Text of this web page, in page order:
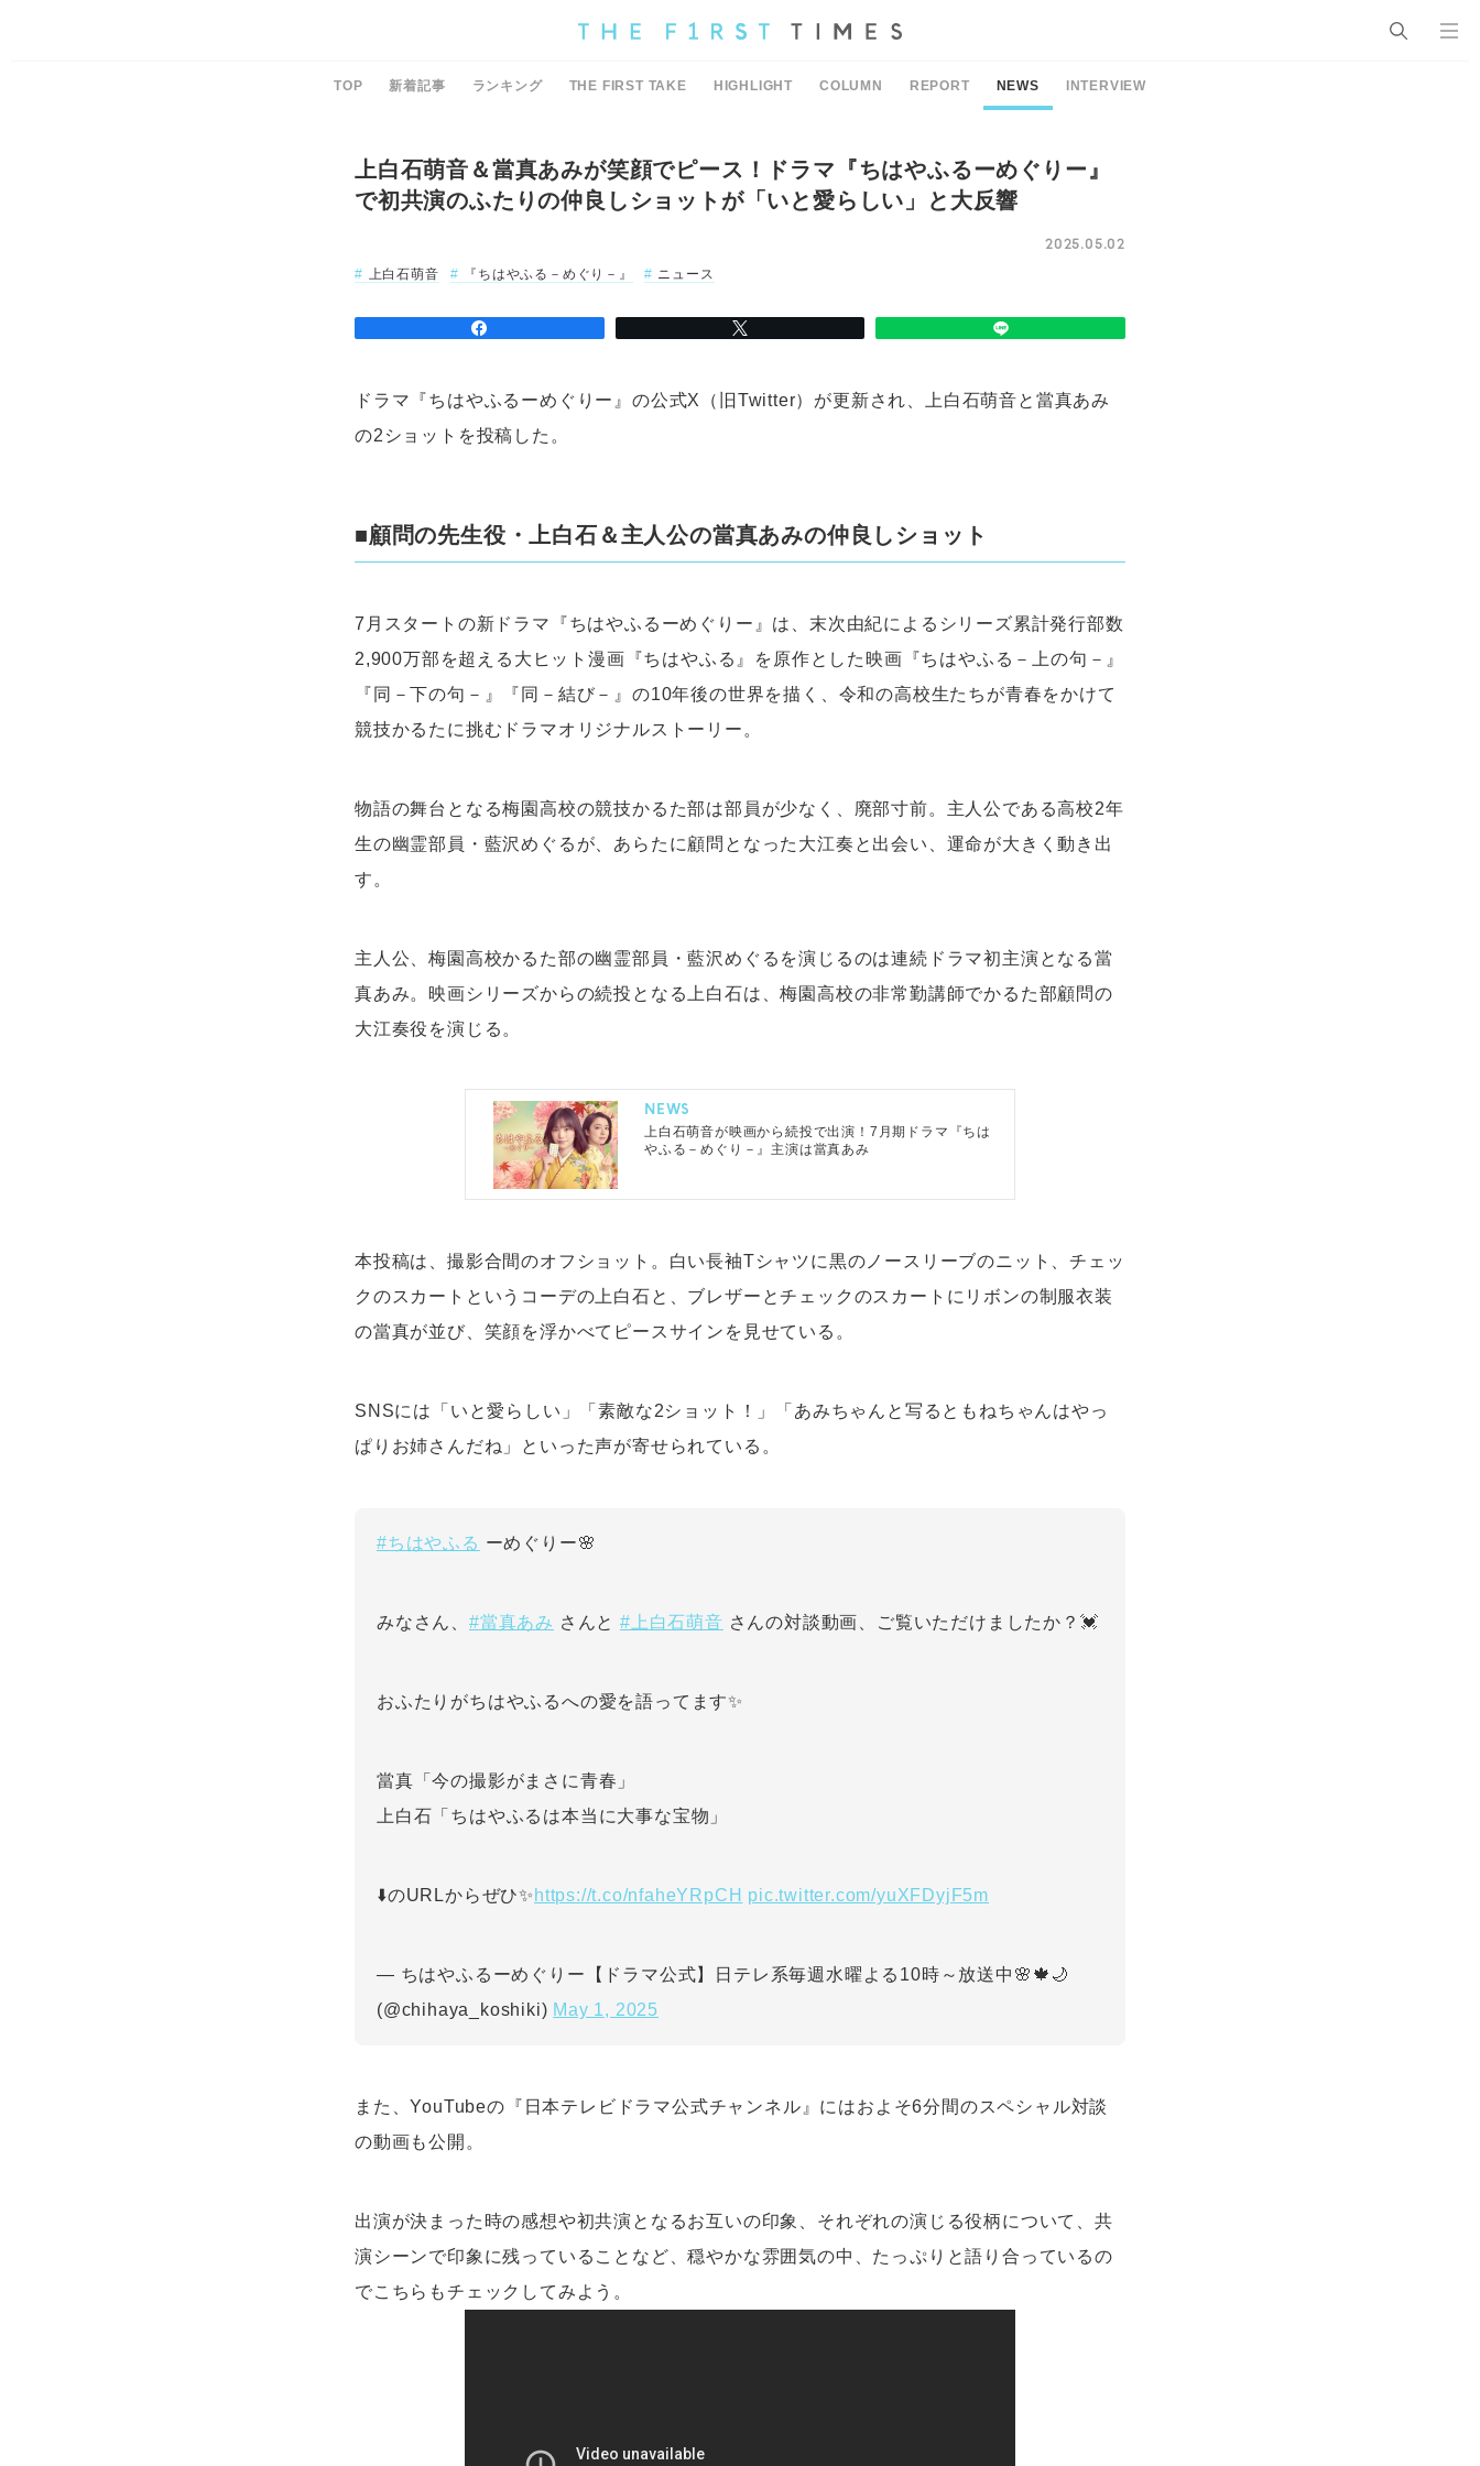
TOP 新着記事 ランキング THE FIRST TAKE HIGHLIGHT COLUMN REPORT NEWS INTERVIEW
上白石萌音＆當真あみが笑顔でピース！ドラマ『ちはやふるーめぐりー』
で初共演のふたりの仲良しショットが「いと愛らしい」と大反響
2025.05.02
上白石萌音
『ちはやふる－めぐり－』 ニュース
ドラマ『ちはやふるーめぐりー』の公式X（旧Twitter）が更新され、上白石萌音と當真あみ
の2ショットを投稿した。
■顧問の先生役・上白石＆主人公の當真あみの仲良しショット
7月スタートの新ドラマ『ちはやふるーめぐりー』は、末次由紀によるシリーズ累計発行部数
2,900万部を超える大ヒット漫画『ちはやふる』を原作とした映画『ちはやふる－上の句－』
『同－下の句－』『同－結び－』の10年後の世界を描く、令和の高校生たちが青春をかけて
競技かるたに挑むドラマオリジナルストーリー。
物語の舞台となる梅園高校の競技かるた部は部員が少なく、廃部寸前。主人公である高校2年
生の幽霊部員・藍沢めぐるが、あらたに顧問となった大江奏と出会い、運命が大きく動き出
す。
主人公、梅園高校かるた部の幽霊部員・藍沢めぐるを演じるのは連続ドラマ初主演となる當
真あみ。映画シリーズからの続投となる上白石は、梅園高校の非常勤講師でかるた部顧問の
大江奏役を演じる。
NEWS
上白石萌音が映画から続投で出演！7月期ドラマ『ちは
やふる－めぐり－』主演は當真あみ
本投稿は、撮影合間のオフショット。白い長袖Tシャツに黒のノースリーブのニット、チェッ
クのスカートというコーデの上白石と、ブレザーとチェックのスカートにリボンの制服衣装
の當真が並び、笑顔を浮かべてピースサインを見せている。
SNSには「いと愛らしい」「素敵な2ショット！」「あみちゃんと写るともねちゃんはやっ
ぱりお姉さんだね」といった声が寄せられている。
#ちはやふる ーめぐりー🌸
みなさん、 #當真あみ さんと #上白石萌音 さんの対談動画、ご覧いただけましたか？💓
おふたりがちはやふるへの愛を語ってます✨
當真「今の撮影がまさに青春」
上白石「ちはやふるは本当に大事な宝物」
⬇️のURLからぜひ✨ https://t.co/nfaheYRpCH pic.twitter.com/yuXFDyjF5m
— ちはやふるーめぐりー【ドラマ公式】日テレ系毎週水曜よる10時～放送中🌸🍁🌙
(@chihaya_koshiki) May 1, 2025
また、YouTubeの『日本テレビドラマ公式チャンネル』にはおよそ6分間のスペシャル対談
の動画も公開。
出演が決まった時の感想や初共演となるお互いの印象、それぞれの演じる役柄について、共
演シーンで印象に残っていることなど、穏やかな雰囲気の中、たっぷりと語り合っているの
でこちらもチェックしてみよう。